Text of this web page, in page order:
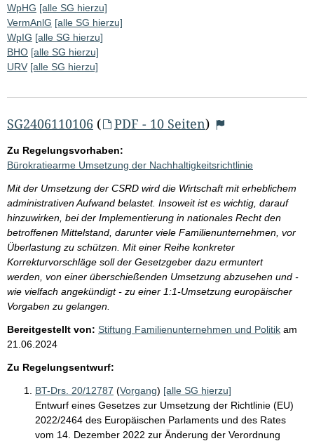
WpHG [alle SG hierzu]
VermAnlG [alle SG hierzu]
WpIG [alle SG hierzu]
BHO [alle SG hierzu]
URV [alle SG hierzu]
SG2406110106 ( PDF - 10 Seiten)
Zu Regelungsvorhaben:
Bürokratiearme Umsetzung der Nachhaltigkeitsrichtlinie
Mit der Umsetzung der CSRD wird die Wirtschaft mit erheblichem
administrativen Aufwand belastet. Insoweit ist es wichtig, darauf
hinzuwirken, bei der Implementierung in nationales Recht den
betroffenen Mittelstand, darunter viele Familienunternehmen, vor
Überlastung zu schützen. Mit einer Reihe konkreter
Korrekturvorschläge soll der Gesetzgeber dazu ermuntert
werden, von einer überschießenden Umsetzung abzusehen und -
wie vielfach angekündigt - zu einer 1:1-Umsetzung europäischer
Vorgaben zu gelangen.
Bereitgestellt von: Stiftung Familienunternehmen und Politik am
21.06.2024
Zu Regelungsentwurf:
BT-Drs. 20/12787 (Vorgang) [alle SG hierzu]
Entwurf eines Gesetzes zur Umsetzung der Richtlinie (EU)
2022/2464 des Europäischen Parlaments und des Rates
vom 14. Dezember 2022 zur Änderung der Verordnung